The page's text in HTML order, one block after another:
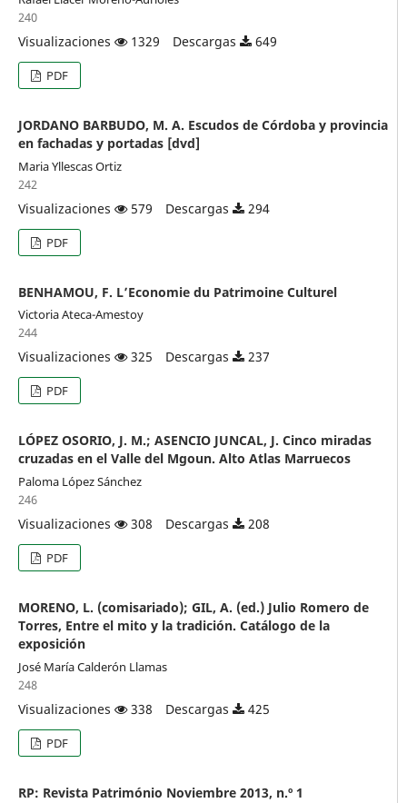
240
Visualizaciones 1329 Descargas 649
PDF
JORDANO BARBUDO, M. A. Escudos de Córdoba y provincia
en fachadas y portadas [dvd]
Maria Yllescas Ortiz
242
Visualizaciones 579 Descargas 294
PDF
BENHAMOU, F. L’Economie du Patrimoine Culturel
Victoria Ateca-Amestoy
244
Visualizaciones 325 Descargas 237
PDF
LÓPEZ OSORIO, J. M.; ASENCIO JUNCAL, J. Cinco miradas
cruzadas en el Valle del Mgoun. Alto Atlas Marruecos
Paloma López Sánchez
246
Visualizaciones 308 Descargas 208
PDF
MORENO, L. (comisariado); GIL, A. (ed.) Julio Romero de
Torres, Entre el mito y la tradición. Catálogo de la
exposición
José María Calderón Llamas
248
Visualizaciones 338 Descargas 425
PDF
RP: Revista Património Noviembre 2013, n.º 1